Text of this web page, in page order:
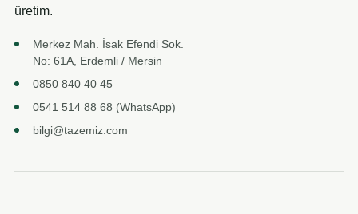
üretim.
Merkez Mah. İsak Efendi Sok.
No: 61A, Erdemli / Mersin
0850 840 40 45
0541 514 88 68 (WhatsApp)
bilgi@tazemiz.com